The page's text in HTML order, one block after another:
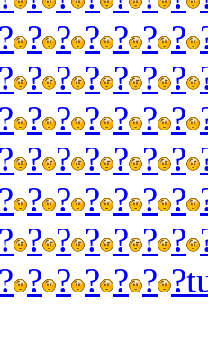
? ? ? ? ? ? ?
? ? ? ? ? ? ?
? ? ? ? ? ? ?
? ? ? ? ? ? ?
? ? ? ? ? ? ?
? ? ? ? ? ? ?
? ? ? ? ? ? ?